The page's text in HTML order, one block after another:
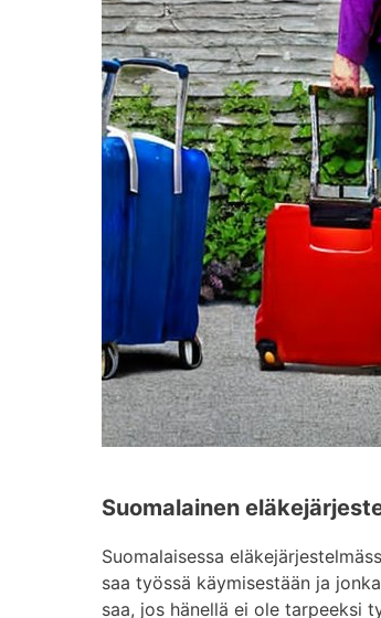
Suomalainen
Suomalaisessa
saa työssä käymisestään ja
saa, jos hänellä ei ole tarpeeksi